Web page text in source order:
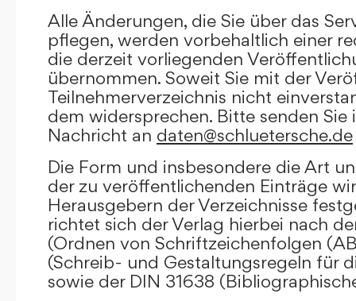
Alle Änderungen, die Sie über das
pflegen, werden vorbehaltlich einer
die derzeit vorliegenden
übernommen. Soweit Sie mit der
Teilnehmerverzeichnis nicht
dem widersprechen. Bitte senden Sie
Nachricht an daten@schluetersche.de
Die Form und insbesondere die Art
der zu veröffentlichenden Einträge
Herausgebern der Verzeichnisse
richtet sich der Verlag hierbei nach
(Ordnen von Schriftzeichenfolgen
(Schreib- und Gestaltungsregeln für
sowie der DIN 31638